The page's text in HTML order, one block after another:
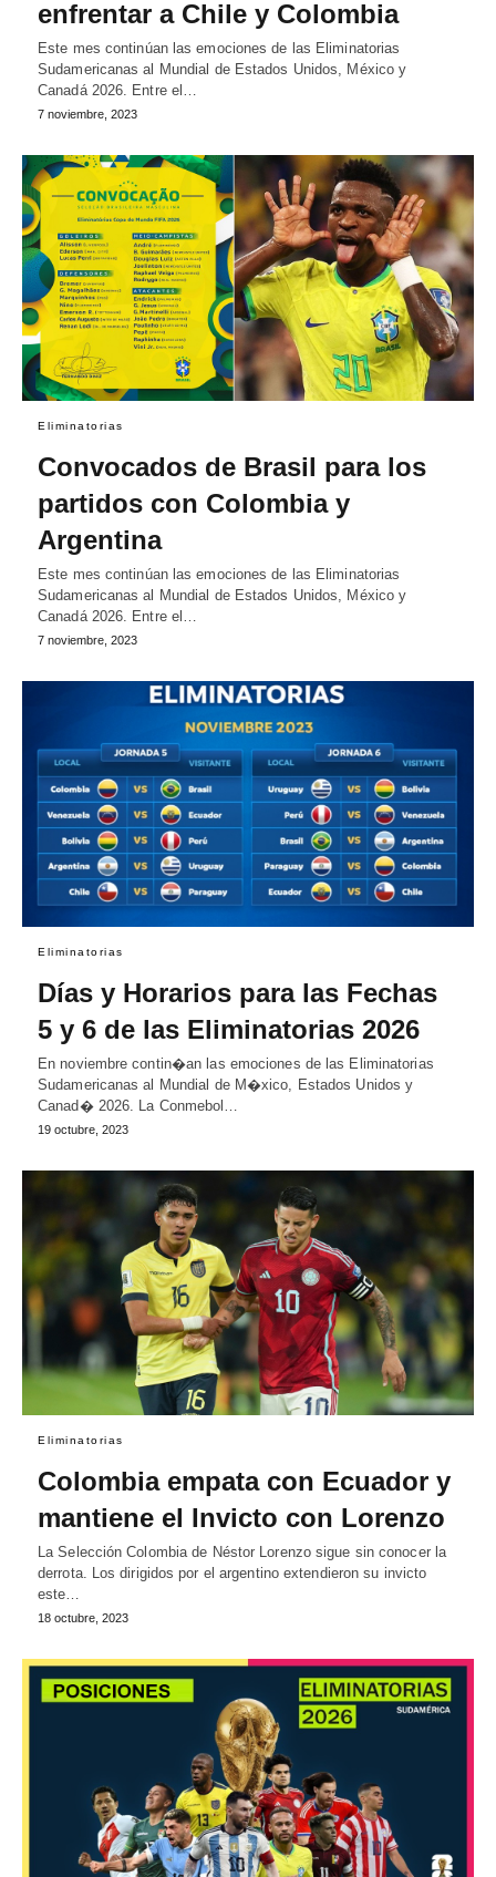
enfrentar a Chile y Colombia
Este mes continúan las emociones de las Eliminatorias
Sudamericanas al Mundial de Estados Unidos, México y
Canadá 2026. Entre el…
7 noviembre, 2023
Eliminatorias
Convocados de Brasil para los
partidos con Colombia y
Argentina
Este mes continúan las emociones de las Eliminatorias
Sudamericanas al Mundial de Estados Unidos, México y
Canadá 2026. Entre el…
7 noviembre, 2023
Eliminatorias
Días y Horarios para las Fechas
5 y 6 de las Eliminatorias 2026
En noviembre contin�an las emociones de las Eliminatorias
Sudamericanas al Mundial de M�xico, Estados Unidos y
Canad� 2026. La Conmebol…
19 octubre, 2023
Eliminatorias
Colombia empata con Ecuador y
mantiene el Invicto con Lorenzo
La Selección Colombia de Néstor Lorenzo sigue sin conocer la
derrota. Los dirigidos por el argentino extendieron su invicto
este…
18 octubre, 2023